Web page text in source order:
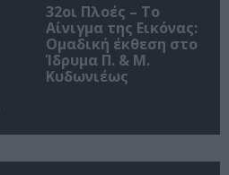
32οι Πλοές – Το
Αίνιγμα της Εικόνας:
Ομαδική έκθεση στο
Ίδρυμα Π. & Μ.
Κυδωνιέως